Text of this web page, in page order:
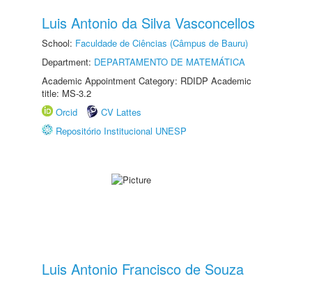
Luis Antonio da Silva Vasconcellos
School: Faculdade de Ciências (Câmpus de Bauru)
Department: DEPARTAMENTO DE MATEMÁTICA
Academic Appointment Category: RDIDP Academic
title: MS-3.2
Orcid
CV Lattes
Repositório Institucional UNESP
Luis Antonio Francisco de Souza